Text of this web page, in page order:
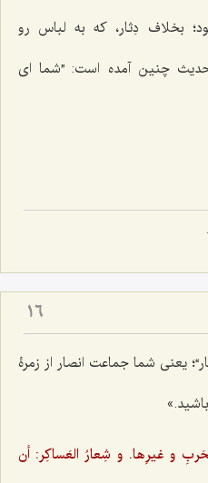
بخلاف دِثار، که به لباس رو
چنین آمده است: ”شما ای
16
یعنی شما جماعت انصار از زمرۀ
و غیرِها. و شِعارُ العَساکِر: أن